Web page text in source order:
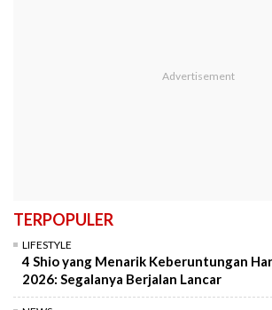
TERPOPULER
LIFESTYLE
4 Shio yang Menarik Keberuntungan
2026: Segalanya Berjalan Lancar